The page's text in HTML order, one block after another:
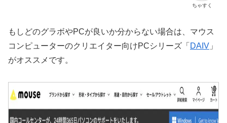
ちゃすく
もしどのグラボやPCが良いか分からない場合は、マウス
コンピューターのクリエイター向けPCシリーズ「 DAIV 」
がオススメです。